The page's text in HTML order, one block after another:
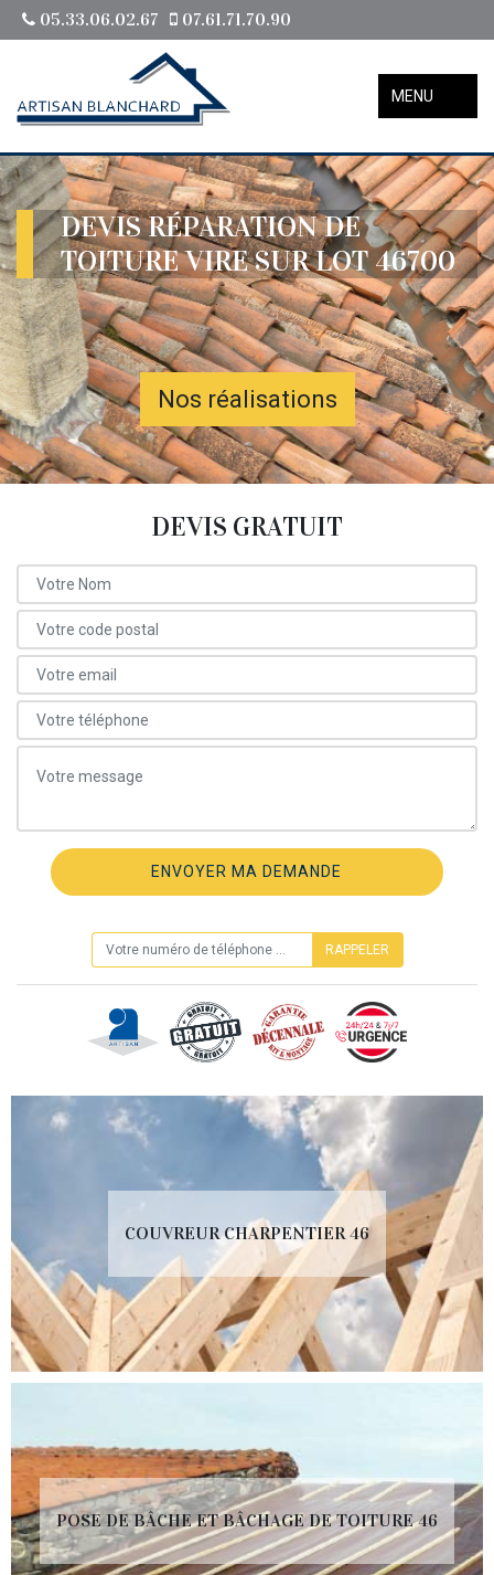
05.33.06.02.67 07.61.71.70.90
MENU
DEVIS RÉPARATION DE
TOITURE VIRE SUR LOT 46700
Nos réalisations
DEVIS GRATUIT
COUVREUR CHARPENTIER 46
POSE DE BÂCHE ET BÂCHAGE DE TOITURE 46